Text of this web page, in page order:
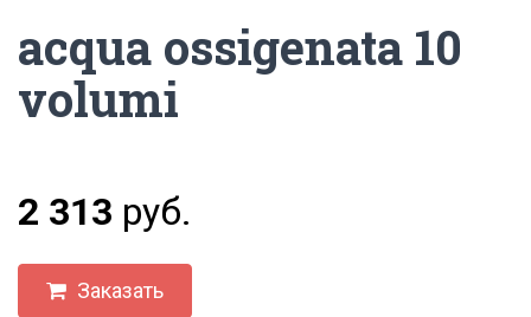
acqua ossigenata 10
volumi
2 313 руб.
Заказать